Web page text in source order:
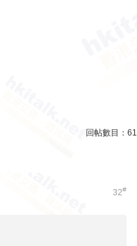
回帖數目： 61
32#